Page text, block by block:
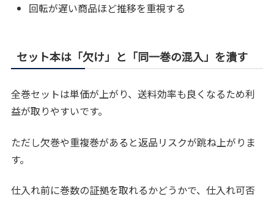
回転が遅い商品ほど推移を重視する
セット本は「欠け」と「同一巻の混入」を潰す
全巻セットは単価が上がり、送料効率も良くなるため利
益が取りやすいです。
ただし欠巻や重複巻があると返品リスクが跳ね上がりま
す。
仕入れ前に巻数の証拠を取れるかどうかで、仕入れ可否